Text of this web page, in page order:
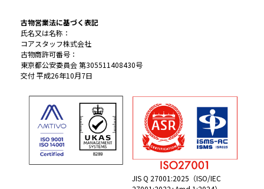
古物営業法に基づく表記
氏名又は名称：
コアスタッフ株式会社
古物商許可番号：
東京都公安委員会 第305511408430号
交付 平成26年10月7日
JIS Q 27001:2025（ISO/IEC